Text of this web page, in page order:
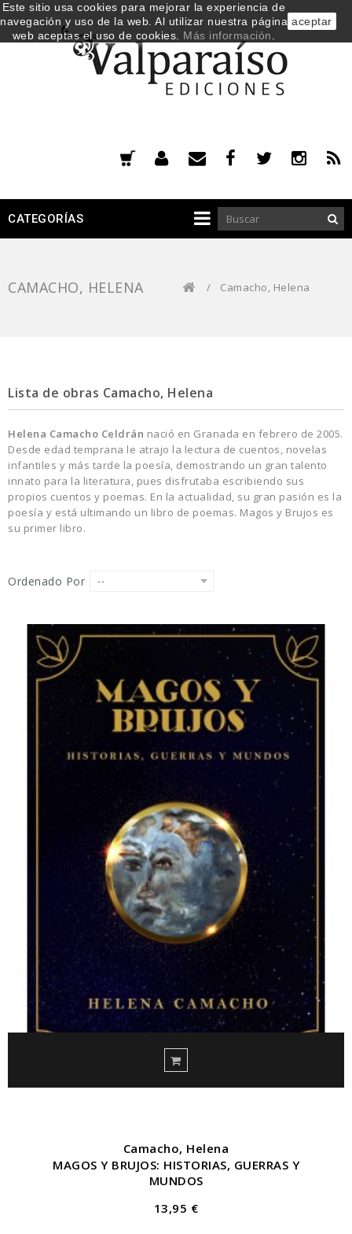
CATEGORÍAS
CAMACHO, HELENA / Camacho, Helena
Lista de obras Camacho, Helena
Helena Camacho Celdrán nació en Granada en febrero de 2005.
Desde edad temprana le atrajo la lectura de cuentos, novelas
infantiles y más tarde la poesía, demostrando un gran talento
innato para la literatura, pues disfrutaba escribiendo sus
propios cuentos y poemas. En la actualidad, su gran pasión es la
poesía y está ultimando un libro de poemas. Magos y Brujos es
su primer libro.
Ordenado Por --
Camacho, Helena
MAGOS Y BRUJOS: HISTORIAS, GUERRAS Y
MUNDOS
13,95 €
Este sitio usa cookies para mejorar la experiencia de
navegación y uso de la web. Al utilizar nuestra página
web aceptas el uso de cookies. Más información
aceptar